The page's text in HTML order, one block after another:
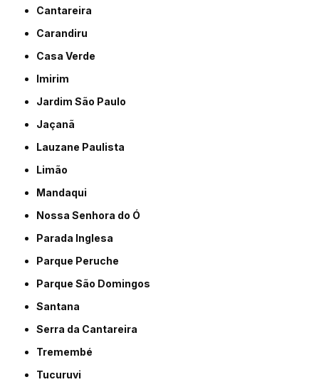
Cantareira
Carandiru
Casa Verde
Imirim
Jardim São Paulo
Jaçanã
Lauzane Paulista
Limão
Mandaqui
Nossa Senhora do Ó
Parada Inglesa
Parque Peruche
Parque São Domingos
Santana
Serra da Cantareira
Tremembé
Tucuruvi